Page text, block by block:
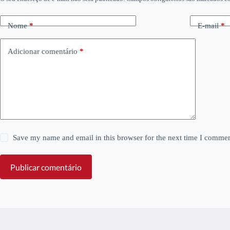
Nome* E-mail*
Adicionar comentário *
Save my name and email in this browser for the next time I
Publicar comentário